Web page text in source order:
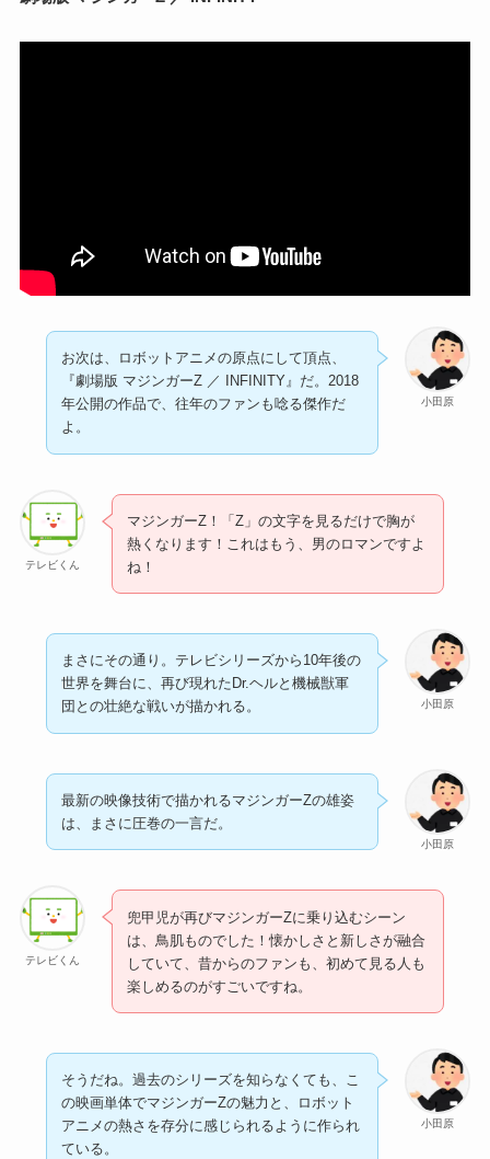
小田原
お次は、ロボットアニメの原点にして頂点、
『劇場版 マジンガーZ ／ INFINITY』だ。2018
年公開の作品で、往年のファンも唸る傑作だ
よ。
テレビくん
マジンガーZ！「Z」の文字を見るだけで胸が
熱くなります！これはもう、男のロマンですよ
ね！
小田原
まさにその通り。テレビシリーズから10年後の
世界を舞台に、再び現れたDr.ヘルと機械獣軍
団との壮絶な戦いが描かれる。
小田原
最新の映像技術で描かれるマジンガーZの雄姿
は、まさに圧巻の一言だ。
テレビくん
兜甲児が再びマジンガーZに乗り込むシーン
は、鳥肌ものでした！懐かしさと新しさが融合
していて、昔からのファンも、初めて見る人も
楽しめるのがすごいですね。
小田原
そうだね。過去のシリーズを知らなくても、こ
の映画単体でマジンガーZの魅力と、ロボット
アニメの熱さを存分に感じられるように作られ
ている。